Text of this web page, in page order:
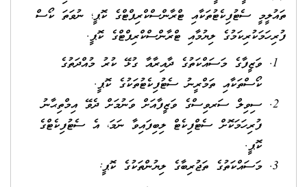
ތައުލީމީ ސެޓުފިކެޓުތަކާއި ޓްރާންސްކްރިޕްޓްގެ ކޮޕީ؛ ނުވަތަ ކޯސް
ފުރިހަމަކުރިކަމުގެ ލިޔުމާއި ޓްރާންސްކްރިޕްޓްގެ ކޮޕީ.
ވަޒީފާގެ މަސައްކަތުގެ ދާއިރާއާ ގުޅޭ ކުރު މުއްދަތުގެ
ކޯސްތަކާއި ތަމްރީނު ސެޓުފިކެޓުތަކުގެ ކޮޕީ.
ސިވިލް ސަރވިސްގެ ވަޒީފާއަށް ވަނުމަށް ދެވޭ އިމްތިޙާނު
ފުރިހަމަކޮށް ސެޓްފިކެޓް ލިބިފައިވާ ނަމަ، އެ ސެޓުފިކެޓްގެ
ކޮޕީ.
މަސައްކަތުގެ ތަޖުރިބާގެ ލިޔުންތަކުގެ ކޮޕީ: